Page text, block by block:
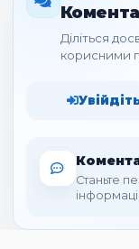
Діліться
корисними
Станьте